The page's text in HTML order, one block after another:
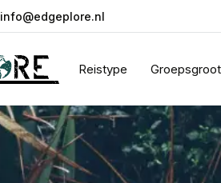
info@edgeplore.nl
Reistype